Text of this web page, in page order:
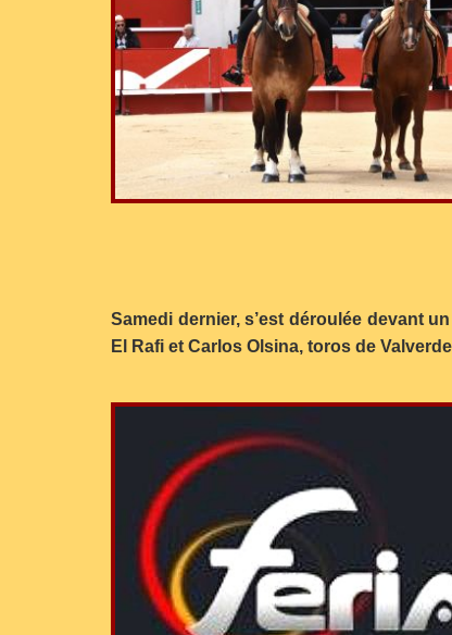
Samedi dernier, s’est déroulée devant
El Rafi et Carlos Olsina, toros de